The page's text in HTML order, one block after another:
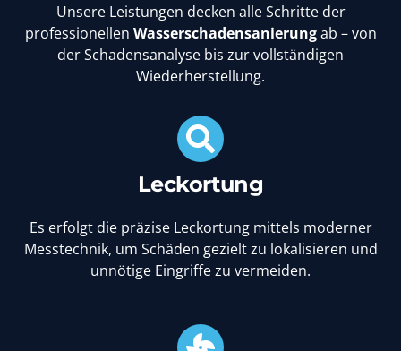
Unsere Leistungen decken alle Schritte der
professionellen Wasserschadensanierungab – von
der Schadensanalyse bis zur vollständigen
Wiederherstellung.
Leckortung
Es erfolgt die präzise Leckortung mittels moderner
Messtechnik, um Schäden gezielt zu lokalisieren und
unnötige Eingriffe zu vermeiden.